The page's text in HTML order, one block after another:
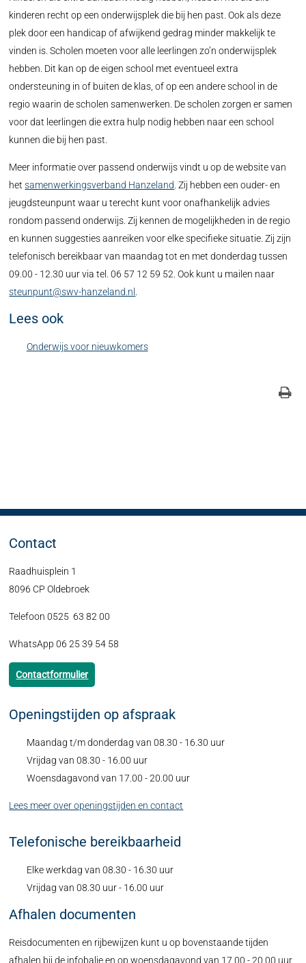
kinderen recht op een onderwijsplek die bij hen past. Ook als deze
plek door een handicap of afwijkend gedrag minder makkelijk te
vinden is. Scholen moeten voor alle leerlingen zo’n onderwijsplek
hebben. Dit kan op de eigen school met eventueel extra
ondersteuning in of buiten de klas, of op een andere school in de
regio waarin de scholen samenwerken. De scholen zorgen er samen
voor dat leerlingen die extra hulp nodig hebben naar een school
kunnen die bij hen past.
Meer informatie over passend onderwijs vindt u op de website van
hetsamenwerkingsverband Hanzeland . Zij hebben een ouder- en
jeugdsteunpunt waar u terecht kunt voor onafhankelijk advies
rondom passend onderwijs. Zij kennen de mogelijkheden in de regio
en kunnen suggesties aanreiken voor elke specifieke situatie. Zij zijn
telefonisch bereikbaar van maandag tot en met donderdag tussen
09.00 - 12.30 uur via tel. 06 57 12 59 52. Ook kunt u mailen naar
steunpunt@swv-hanzeland.nl
Lees ook
Onderwijs voor nieuwkomers
Contact
Raadhuisplein 1
8096 CP Oldebroek
Telefoon 0525 63 82 00
WhatsApp 06 25 39 54 58
Contactformulier
Openingstijden op afspraak
Maandag t/m donderdag van 08.30 - 16.30 uur
Vrijdag van 08.30 - 16.00 uur
Woensdagavond van 17.00 - 20.00 uur
Lees meer over openingstijden en contact
Telefonische bereikbaarheid
Elke werkdag van 08.30 - 16.30 uur
Vrijdag van 08.30 uur - 16.00 uur
Afhalen documenten
Reisdocumenten en rijbewijzen kunt u op bovenstaande tijden
afhalen bij de infobalie en op woensdagavond van 17.00 - 20.00 uur.